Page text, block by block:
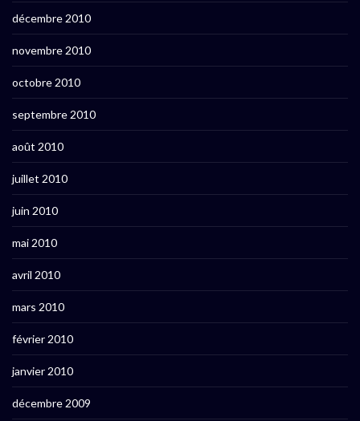
décembre 2010
novembre 2010
octobre 2010
septembre 2010
août 2010
juillet 2010
juin 2010
mai 2010
avril 2010
mars 2010
février 2010
janvier 2010
décembre 2009